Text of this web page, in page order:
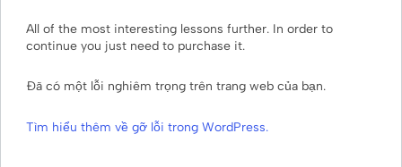
All of the most interesting lessons further. In order to
continue you just need to purchase it.
Đã có một lỗi nghiêm trọng trên trang web của bạn.
Tìm hiểu thêm về gỡ lỗi trong WordPress.